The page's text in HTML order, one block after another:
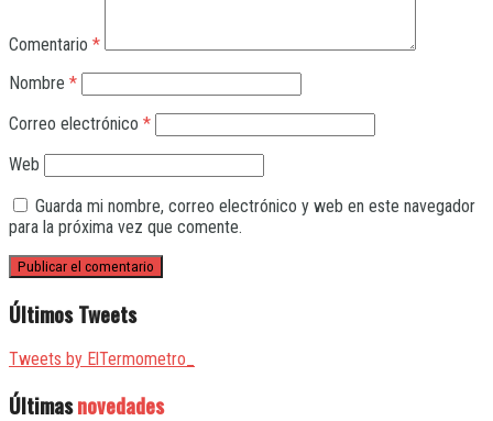
Comentario *
Nombre *
Correo electrónico *
Web
Guarda mi nombre, correo electrónico y web en este navegador
para la próxima vez que comente.
Últimos Tweets
Tweets by ElTermometro_
Últimasnovedades